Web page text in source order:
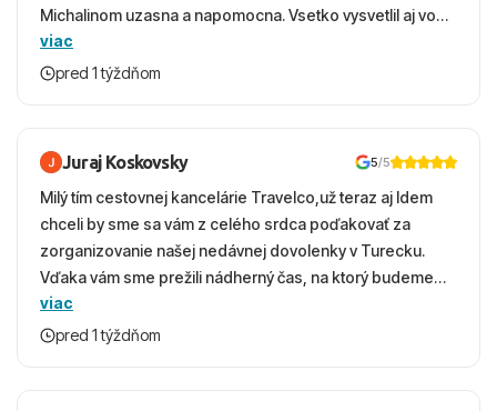
Michalinom uzasna a napomocna. Vsetko vysvetlil aj vo
vecernych hodinach zaco sa ospravedlnujem. Hotel
krasny, cisty. Sluzby top. Strava, prostredie, more,
viac
pred 1 týždňom
Juraj Koskovsky 5/5
Milý tím cestovnej kancelárie Travelco,už teraz aj Idem
chceli by sme sa vám z celého srdca poďakovať za
zorganizovanie našej nedávnej dovolenky v Turecku.
Vďaka vám sme prežili nádherný čas, na ktorý budeme
ešte dlho s úsmevom spomínať. ​Všetko prebehlo
absolútne hladko – od prvotného výberu zájazdu, cez
viac
pred 1 týždňom